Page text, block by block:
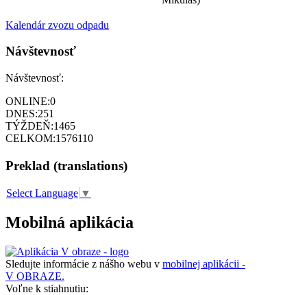
Kalendár zvozu odpadu
Návštevnosť
Návštevnosť:
ONLINE:0
DNES:251
TÝŽDEŇ:1465
CELKOM:1576110
Preklad (translations)
Select Language ▼
Mobilná aplikácia
Sledujte informácie z nášho webu v mobilnej aplikácii -
V OBRAZE.
Voľne k stiahnutiu: